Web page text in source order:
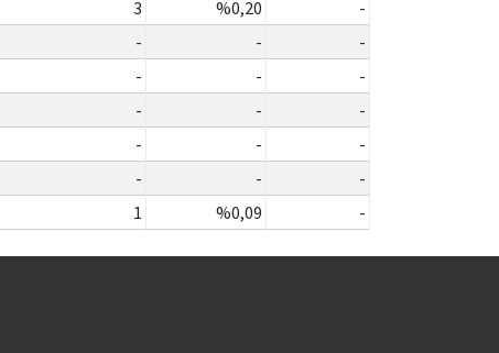
3 %0,20
-
- -
-
- -
-
- -
-
- -
-
- -
-
1 %0,09 -